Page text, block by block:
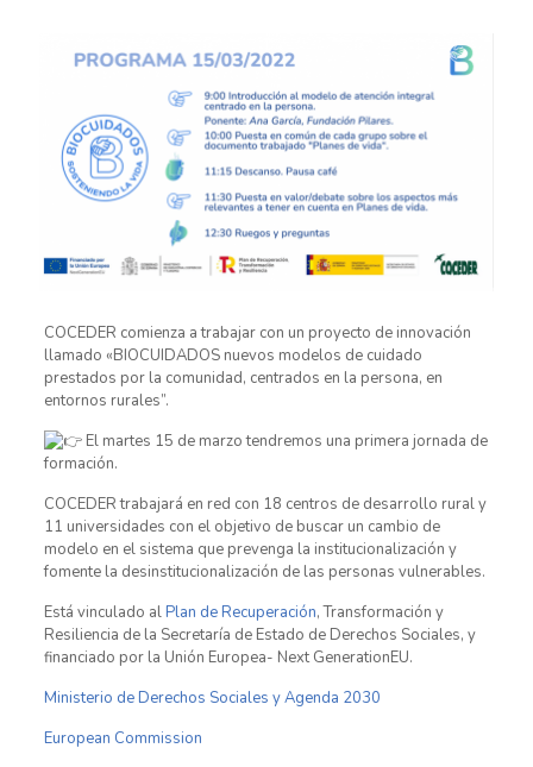
COCEDER comienza a trabajar con un proyecto de innovación
llamado «BIOCUIDADOS nuevos modelos de cuidado
prestados por la comunidad, centrados en la persona, en
entornos rurales”.
El martes 15 de marzo tendremos una primera jornada de
formación.
COCEDER trabajará en red con 18 centros de desarrollo rural y
11 universidades con el objetivo de buscar un cambio de
modelo en el sistema que prevenga la institucionalización y
fomente la desinstitucionalización de las personas vulnerables.
Está vinculado alPlan de Recuperación, Transformación y
Resiliencia de la Secretaría de Estado de Derechos Sociales, y
financiado por la Unión Europea- Next GenerationEU.
Ministerio de Derechos Sociales y Agenda 2030
European Commission